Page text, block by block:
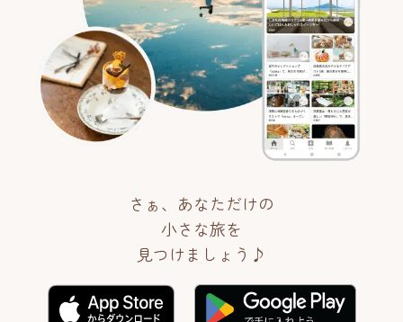
さぁ、あなただけの
小さな旅を
見つけましょう♪